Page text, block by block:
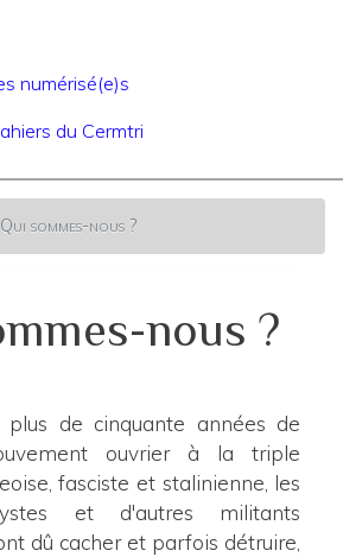
numérisé(e)s
du Cermtri
Qui sommes-nous ?
nous ?
plus de cinquante années de
ouvrier à la triple
fasciste et stalinienne, les
et d'autres militants
dû cacher et parfois détruire,